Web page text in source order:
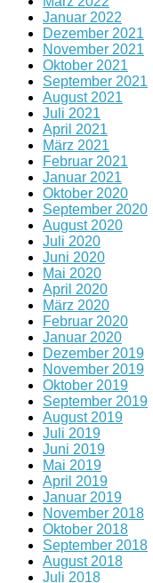
Januar 2022
Dezember 2021
November 2021
Oktober 2021
September 2021
August 2021
Juli 2021
April 2021
März 2021
Februar 2021
Januar 2021
Oktober 2020
September 2020
August 2020
Juli 2020
Juni 2020
Mai 2020
April 2020
März 2020
Februar 2020
Januar 2020
Dezember 2019
November 2019
Oktober 2019
September 2019
August 2019
Juli 2019
Juni 2019
Mai 2019
April 2019
Januar 2019
November 2018
Oktober 2018
September 2018
August 2018
Juli 2018